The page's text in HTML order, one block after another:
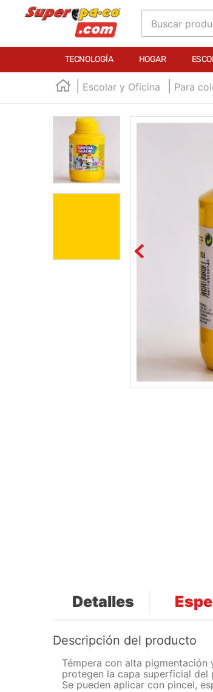
Buscar
TECNOLOGÍA HOGAR
Escolar y Oficina Para
Detalles
Descripción del producto
Témpera con alta pigmentación
protegen la capa superficial del
Se pueden aplicar con pincel,
TÉRMINOS
2.
marcador
audifonos
impresora
calculadora